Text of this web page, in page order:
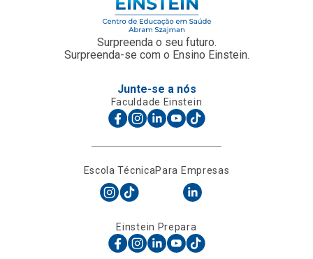
Surpreenda o seu futuro.
Surpreenda-se com o Ensino Einstein.
Junte-se a nós
Faculdade Einstein
Escola TécnicaPara Empresas
Einstein Prepara